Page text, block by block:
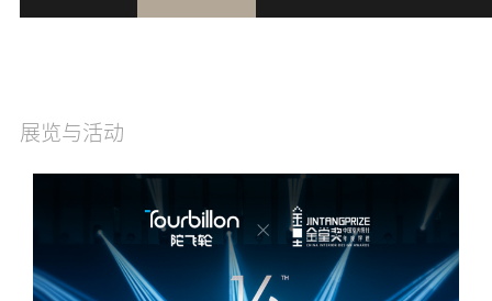
展览与活动